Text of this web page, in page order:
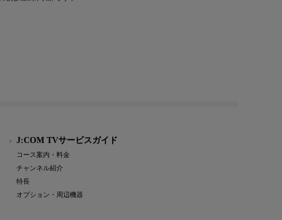
J:COM TVサービスガイド
コース案内・料金
チャンネル紹介
特長
オプション・周辺機器